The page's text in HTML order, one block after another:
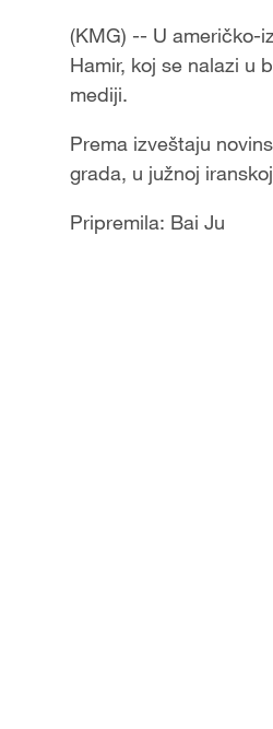
(KMG) -- U američko-
Hamir, koj se nalazi u
mediji.
Prema izveštaju
grada, u južnoj
Pripremila: Bai Ju